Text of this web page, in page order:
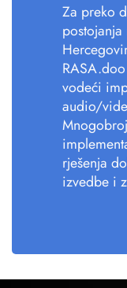
Za preko
postojanja
vodeći
audio/
rješenja
izvedbe i